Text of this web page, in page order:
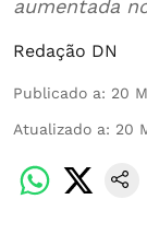
aumentada
Redação DN
Publicado a: 20
Atualizado a: 20